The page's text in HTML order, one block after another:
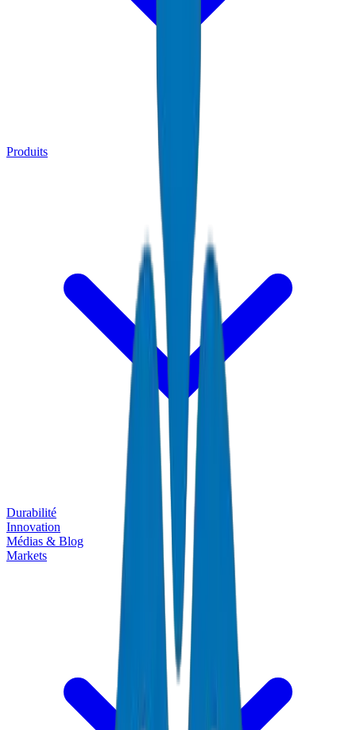
Produits
Durabilité
Innovation
Médias & Blog
Markets